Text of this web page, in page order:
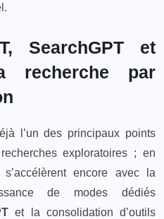
SearchGPT et
par
l’un des principaux points
exploratoires ; en
encore avec la
de modes dédiés
et la consolidation d’outils